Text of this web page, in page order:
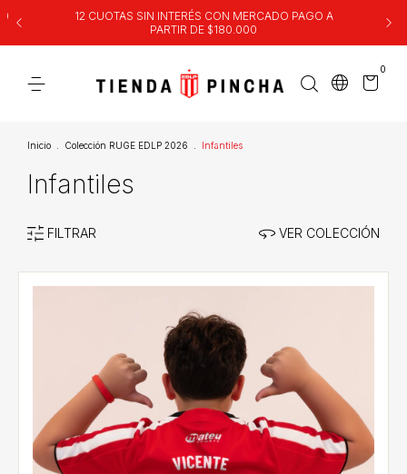
12 CUOTAS SIN INTERÉS CON MERCADO PAGO A
PARTIR DE $180.000
0
Inicio Colección RUGE EDLP 2026 Infantiles
Infantiles
FILTRAR VER COLECCIÓN